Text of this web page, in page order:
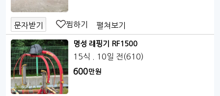
문자받기 찜하기 펼쳐보기
명성 래핑기 RF1500
15식 . 10일 전(610)
600만원